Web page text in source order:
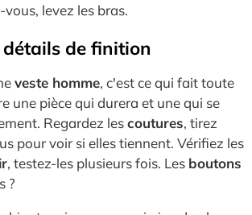
levez les bras.
de finition
veste homme, c'est ce qui fait toute
une pièce qui durera et une qui se
Regardez lescoutures, tirez
pour voir si elles tiennent. Vérifiez les
, testez-les plusieurs fois. Les boutons
?